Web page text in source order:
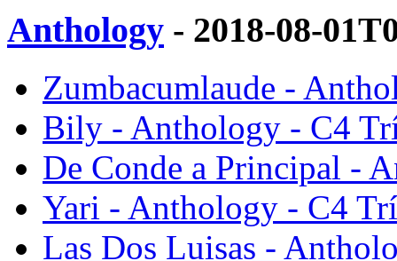
Anthology - 2018-08-
Zumbacumlaude -
Bily - Anthology - C4
De Conde a Principal -
Yari - Anthology - C4
Las Dos Luisas -